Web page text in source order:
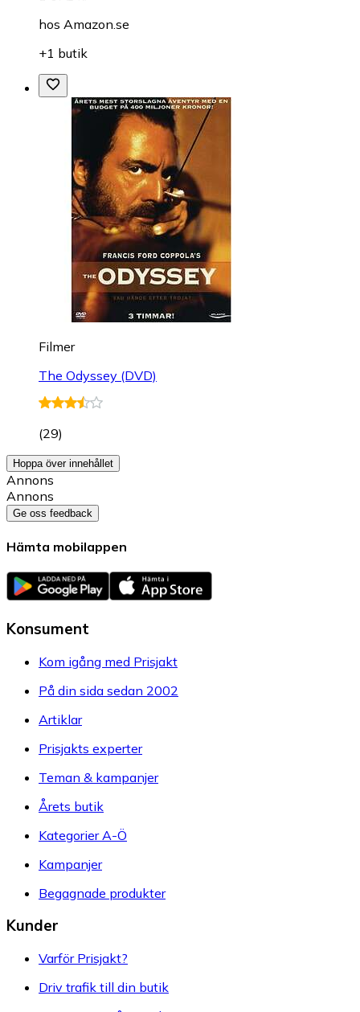
hos Amazon.se
+1 butik
Filmer
The Odyssey (DVD)
(29)
Hoppa över innehållet
Annons
Annons
Ge oss feedback
Hämta mobilappen
Konsument
Kom igång med Prisjakt
På din sida sedan 2002
Artiklar
Prisjakts experter
Teman & kampanjer
Årets butik
Kategorier A-Ö
Kampanjer
Begagnade produkter
Kunder
Varför Prisjakt?
Driv trafik till din butik